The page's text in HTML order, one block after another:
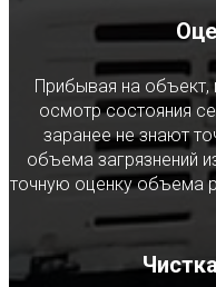
Прибывая на объект,
осмотр состояния
заранее не знают
объема загрязнений
точную оценку объема